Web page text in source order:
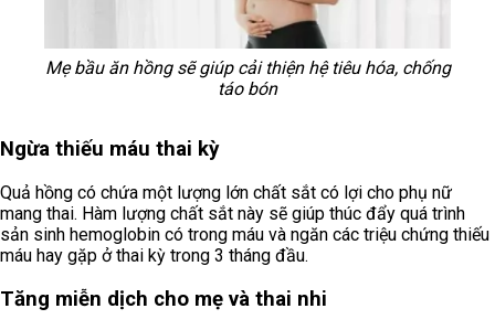
Mẹ bầu ăn hồng sẽ giúp cải thiện hệ tiêu hóa, chống
táo bón
Ngừa thiếu máu thai kỳ
Quả hồng có chứa một lượng lớn chất sắt có lợi cho phụ nữ
mang thai. Hàm lượng chất sắt này sẽ giúp thúc đẩy quá trình
sản sinh hemoglobin có trong máu và ngăn các triệu chứng thiếu
máu hay gặp ở thai kỳ trong 3 tháng đầu.
Tăng miễn dịch cho mẹ và thai nhi